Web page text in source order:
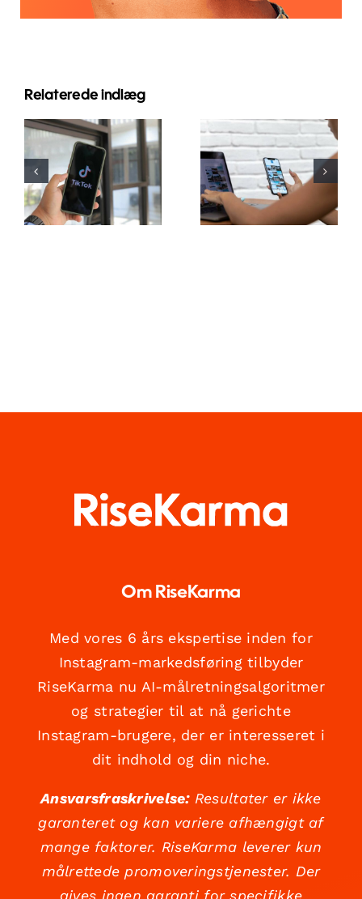
Relaterede indlæg
Maksimer
Rækkevidde:
Effektive
Tværplatforms
Postværktøjer
Top 3
platforme til
at finde
idéer til
brugergenereret
indhold
Om RiseKarma
Med vores 6 års ekspertise inden for
Instagram-markedsføring tilbyder
RiseKarma nu AI-målretningsalgoritmer
og strategier til at nå gerichte
Instagram-brugere, der er interesseret i
dit indhold og din niche.
Ansvarsfraskrivelse:Resultater er ikke
garanteret og kan variere afhængigt af
mange faktorer. RiseKarma leverer kun
målrettede promoveringstjenester. Der